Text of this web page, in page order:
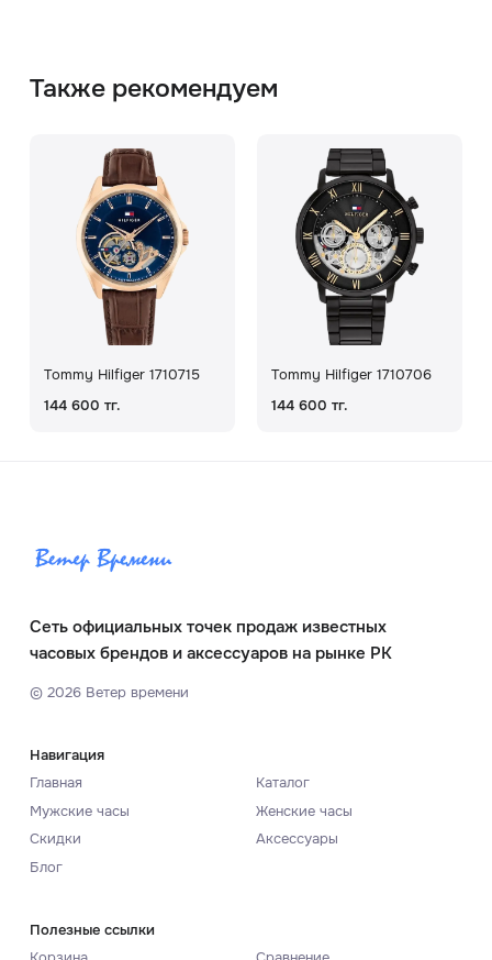
Также рекомендуем
Tommy Hilfiger 1710715
144 600 тг.
Tommy Hilfiger 1710706
144 600 тг.
Сеть официальных точек продаж известных
часовых брендов и аксессуаров на рынке РК
© 2026Ветер времени
Навигация
Главная
Каталог
Мужские часы
Женские часы
Скидки
Аксессуары
Блог
Полезные ссылки